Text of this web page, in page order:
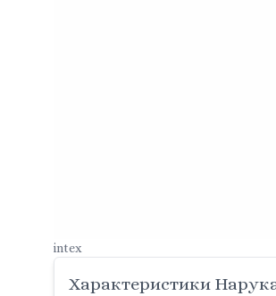
intex
Характеристики